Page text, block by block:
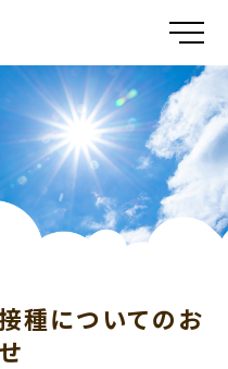
メ
種についてのお